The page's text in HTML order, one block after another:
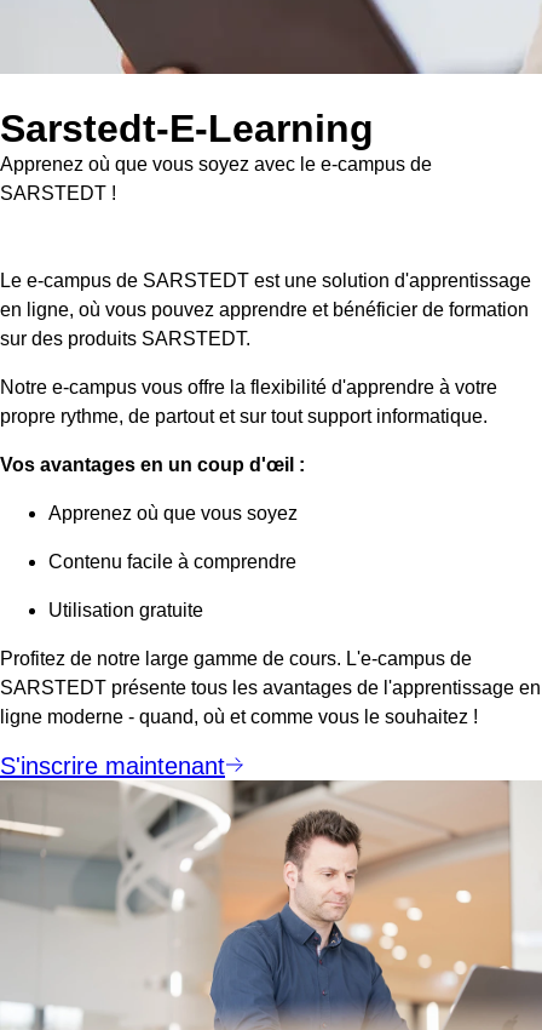
Sarstedt-E-Learning
Apprenez où que vous soyez avec le e-campus de
SARSTEDT !
Le e-campus de SARSTEDT est une solution d'apprentissage
en ligne, où vous pouvez apprendre et bénéficier de formation
sur des produits SARSTEDT.
Notre e-campus vous offre la flexibilité d'apprendre à votre
propre rythme, de partout et sur tout support informatique.
Vos avantages en un coup d'œil :
Apprenez où que vous soyez
Contenu facile à comprendre
Utilisation gratuite
Profitez de notre large gamme de cours. L'e-campus de
SARSTEDT présente tous les avantages de l'apprentissage en
ligne moderne - quand, où et comme vous le souhaitez !
S'inscrire maintenant